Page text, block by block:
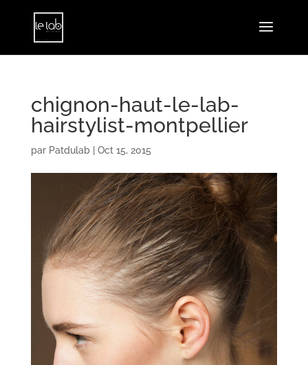
chignon-haut-le-lab-
hairstylist-montpellier
par Patdulab| Oct 15, 2015